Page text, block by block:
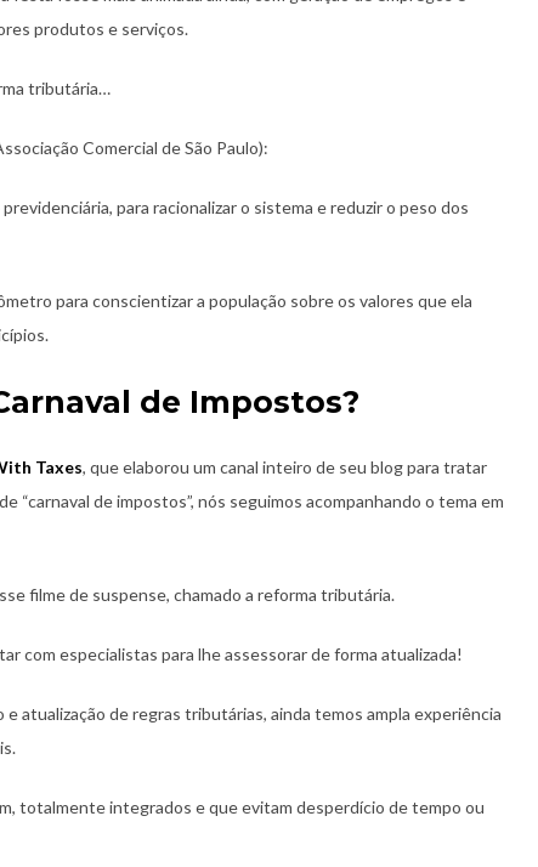
produtos e serviços.
tributária…
Comercial de São Paulo):
para racionalizar o sistema e reduzir o peso dos
para conscientizar a população sobre os valores que ela
de Impostos?
Taxes, que elaborou um canal inteiro de seu blog para tratar
de impostos”, nós seguimos acompanhando o tema em
filme de suspense, chamado a reforma tributária.
com especialistas para lhe assessorar de forma atualizada!
atualização de regras tributárias, ainda temos ampla experiência
totalmente integrados e que evitam desperdício de tempo ou